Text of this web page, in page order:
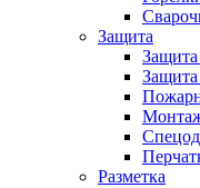
Защита
Разметка